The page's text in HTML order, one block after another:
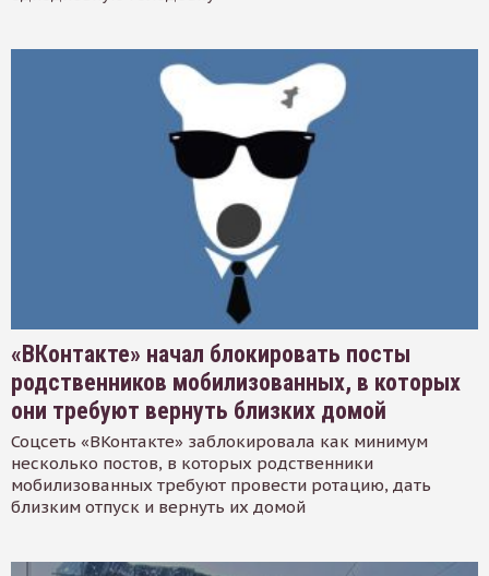
«ВКонтакте» начал блокировать посты
родственников мобилизованных, в которых
они требуют вернуть близких домой
Соцсеть «ВКонтакте» заблокировала как минимум
несколько постов, в которых родственники
мобилизованных требуют провести ротацию, дать
близким отпуск и вернуть их домой